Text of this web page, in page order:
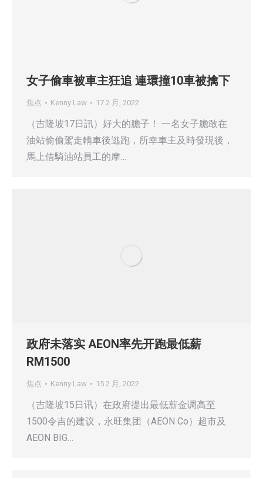
女子偷車被車主狂追 連環撞10車被擒下
焦点 Kenny Law 17 2 月, 2022
（吉隆坡17日訊）好大的膽子！ 一名女子膽敢在
油站偷偷駕走轎車後逃跑，所幸車主及時發現後，
馬上借騎油站員工的摩…
政府未落实 AEON率先开跑最低薪
RM1500
焦点 Kenny Law 15 2 月, 2022
（吉隆坡15日讯）在政府提出最低薪金调高至
1500令吉的建议，永旺集团（AEON Co）超市及
AEON BIG…